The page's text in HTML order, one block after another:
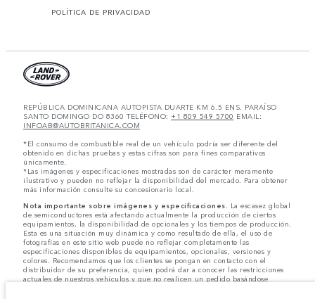
POLÍTICA DE PRIVACIDAD
REPÚBLICA DOMINICANA AUTOPISTA DUARTE KM 6.5 ENS. PARAÍSO
SANTO DOMINGO DO 8360 TELÉFONO: +1 809 549 5700 EMAIL:
INFOAB@AUTOBRITANICA.COM
*El consumo de combustible real de un vehículo podría ser diferente del
obtenido en dichas pruebas y estas cifras son para fines comparativos
únicamente.
*Las imágenes y especificaciones mostradas son de carácter meramente
ilustrativo y pueden no reflejar la disponibilidad del mercado. Para obtener
más información consulte su concesionario local.
Nota importante sobre imágenes y especificaciones. La escasez global
de semiconductores está afectando actualmente la producción de ciertos
equipamientos, la disponibilidad de opcionales y los tiempos de producción.
Esta es una situación muy dinámica y como resultado de ella, el uso de
fotografías en este sitio web puede no reflejar completamente las
especificaciones disponibles de equipamientos, opcionales, versiones y
colores. Recomendamos que los clientes se pongan en contacto con el
distribuidor de su preferencia, quien podrá dar a conocer las restricciones
actuales de nuestros vehículos y que no realicen un pedido basándose